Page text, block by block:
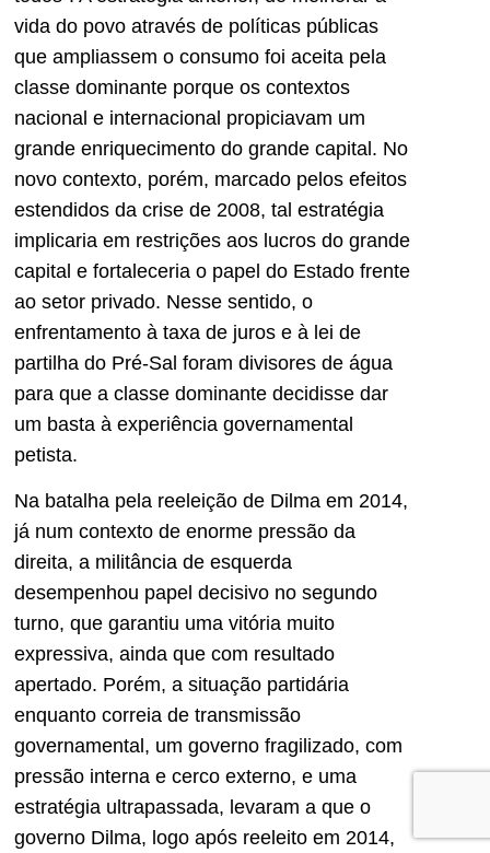
vida do povo através de políticas públicas
que ampliassem o consumo foi aceita pela
classe dominante porque os contextos
nacional e internacional propiciavam um
grande enriquecimento do grande capital. No
novo contexto, porém, marcado pelos efeitos
estendidos da crise de 2008, tal estratégia
implicaria em restrições aos lucros do grande
capital e fortaleceria o papel do Estado frente
ao setor privado. Nesse sentido, o
enfrentamento à taxa de juros e à lei de
partilha do Pré-Sal foram divisores de água
para que a classe dominante decidisse dar
um basta à experiência governamental
petista.
Na batalha pela reeleição de Dilma em 2014,
já num contexto de enorme pressão da
direita, a militância de esquerda
desempenhou papel decisivo no segundo
turno, que garantiu uma vitória muito
expressiva, ainda que com resultado
apertado. Porém, a situação partidária
enquanto correia de transmissão
governamental, um governo fragilizado, com
pressão interna e cerco externo, e uma
estratégia ultrapassada, levaram a que o
governo Dilma, logo após reeleito em 2014,